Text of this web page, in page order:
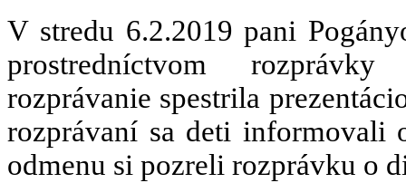
V stredu 6.2.2019 pani
prostredníctvom
rozprávanie spestrila
rozprávaní sa deti
odmenu si pozreli rozprávku o